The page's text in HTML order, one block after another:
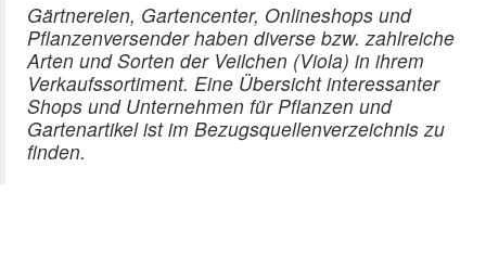
Gärtnereien, Gartencenter, Onlineshops und
Pflanzenversender haben diverse bzw. zahlreiche
Arten und Sorten der Veilchen (Viola) in ihrem
Verkaufssortiment. Eine Übersicht interessanter
Shops und Unternehmen für Pflanzen und
Gartenartikel ist im Bezugsquellenverzeichnis zu
finden.